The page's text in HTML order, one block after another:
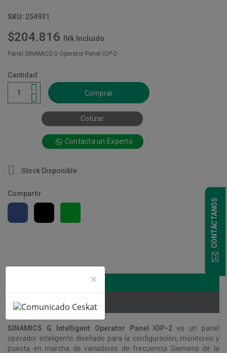
SKU: 254931
$204.816 IVA Incluido
Panel SINAMICS G Operator Panel IOP-2
Cantidad
Comprar
Cotizar
 Stock Disponible
Contacta un Experto
Compartir
Detalles del producto
SINAMICS G Intelligent Operator Panel IOP-2 es un panel
operador inteligente diseñado para la configuración, monitoreo y
puesta en marcha de variadores de frecuencia Siemens de la
CONTÁCTANOS
×